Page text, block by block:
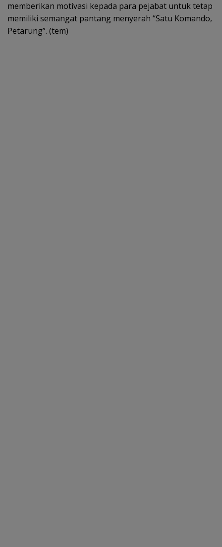
memberikan motivasi kepada para pejabat untuk tetap
memiliki semangat pantang menyerah “Satu Komando,
Petarung”. (tem)